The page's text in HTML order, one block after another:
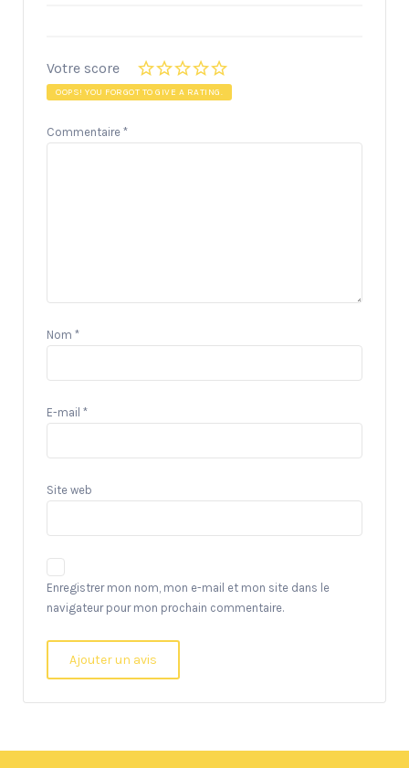
Votre score
OOPS! YOU FORGOT TO GIVE A RATING.
Commentaire *
Nom *
E-mail *
Site web
Enregistrer mon nom, mon e-mail et mon site dans le
navigateur pour mon prochain commentaire.